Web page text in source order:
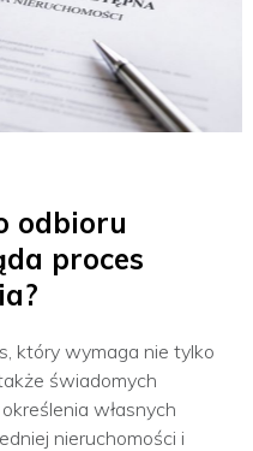
odbioru
proces
który wymaga nie tylko
świadomych
własnych
nieruchomości i